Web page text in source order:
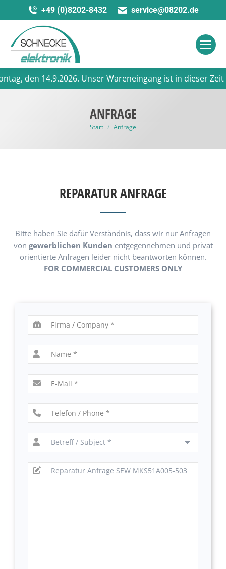
+49 (0)8202-8432 service@08202.de
den 14.9.2026. Unser Wareneingang ist in dieser Zeit
ANFRAGE
Sie befinden sich hier:
Start Anfrage
REPARATUR ANFRAGE
Bitte haben Sie dafür Verständnis, dass wir nur Anfragen
von gewerblichen Kunden entgegennehmen und privat
orientierte Anfragen leider nicht beantworten können.
FOR COMMERCIAL CUSTOMERS ONLY